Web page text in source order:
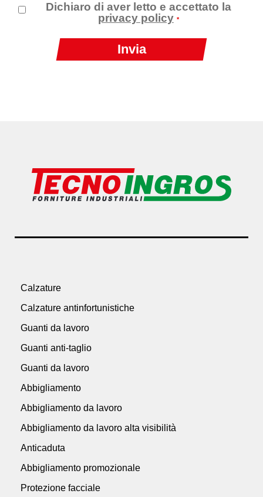
Dichiaro di aver letto e accettato la
privacy policy *
Calzature
Calzature antinfortunistiche
Guanti da lavoro
Guanti anti-taglio
Guanti da lavoro
Abbigliamento
Abbigliamento da lavoro
Abbigliamento da lavoro alta visibilità
Anticaduta
Abbigliamento promozionale
Protezione facciale